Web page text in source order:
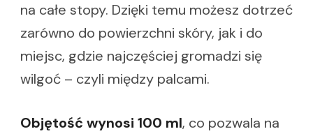
na całe stopy. Dzięki temu możesz dotrzeć
zarówno do powierzchni skóry, jak i do
miejsc, gdzie najczęściej gromadzi się
wilgoć – czyli między palcami.
Objętość wynosi 100 ml, co pozwala na